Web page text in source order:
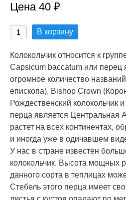
Цена 40 ₽
В корзину
Колокольчик относится к
Capsicum baccatum или перец
огромное количество
епископа), Bishop Crown
Рождественский колокольчик
перца является Центральная
растет на всех континентах,
и иногда уже в одичавшем
У нас в стране известен
колокольчик. Высота мощных
данного сорта в теплицах
Стебель этого перца имеет